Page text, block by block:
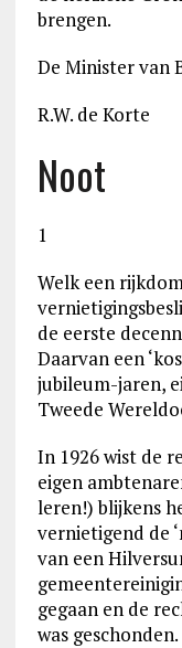
brengen.
De Minister van
R.W. de Korte
Noot
1
Welk een
de eerste
Daarvan een
jubileum-jaren,
Tweede
In 1926 wist de
eigen
leren!) blijkens
vernietigend de
van een
gegaan en de
was geschonden.